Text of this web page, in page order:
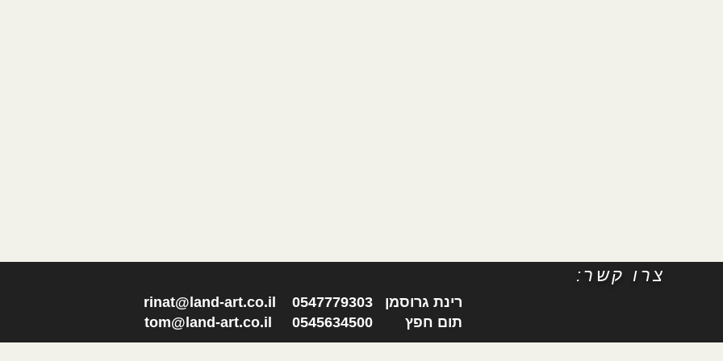
rinat@land-art.co.il
0547779303 רינת גרוסמן
tom@land-art.co.il
0545634500 תום חפץ